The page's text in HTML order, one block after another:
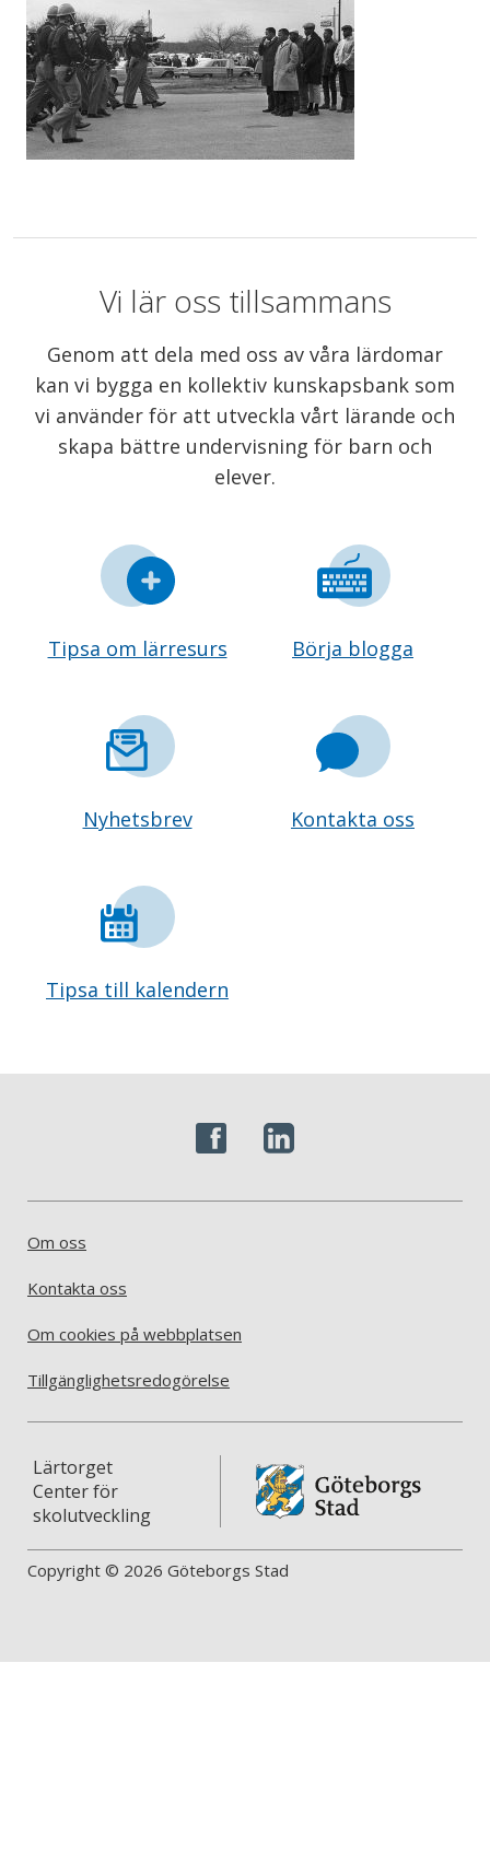
Vi lär oss tillsammans
Genom att dela med oss av våra lärdomar
kan vi bygga en kollektiv kunskapsbank som
vi använder för att utveckla vårt lärande och
skapa bättre undervisning för barn och
elever.
Tipsa om lärresurs Börja blogga
Nyhetsbrev Kontakta oss
Tipsa till kalendern
Om oss
Kontakta oss
Om cookies på webbplatsen
Tillgänglighetsredogörelse
Lärtorget
Center för
skolutveckling
Copyright © 2026 Göteborgs Stad